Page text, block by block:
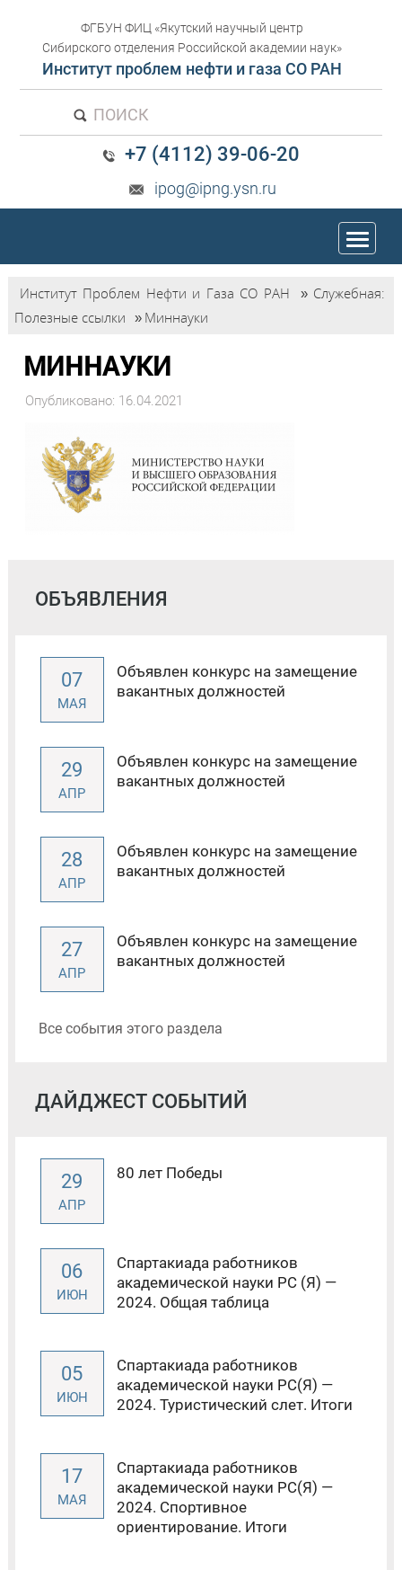
ФГБУН ФИЦ «Якутский научный центр
Сибирского отделения Российской академии наук»
Институт проблем нефти и газа СО РАН
ПОИСК
+7 (4112) 39-06-20
ipog@ipng.ysn.ru
trk
Институт Проблем Нефти и Газа СО РАН » Служебная:
Полезные ссылки »Миннауки
МИННАУКИ
Опубликовано: 16.04.2021
ОБЪЯВЛЕНИЯ
07
МАЯ
Объявлен конкурс на замещение
вакантных должностей
29
АПР
Объявлен конкурс на замещение
вакантных должностей
28
АПР
Объявлен конкурс на замещение
вакантных должностей
27
АПР
Объявлен конкурс на замещение
вакантных должностей
Все события этого раздела
ДАЙДЖЕСТ СОБЫТИЙ
29
АПР
80 лет Победы
06
ИЮН
Спартакиада работников
академической науки РС (Я) —
2024. Общая таблица
05
ИЮН
Спартакиада работников
академической науки РС(Я) —
2024. Туристический слет. Итоги
17
МАЯ
Спартакиада работников
академической науки РС(Я) —
2024. Спортивное
ориентирование. Итоги